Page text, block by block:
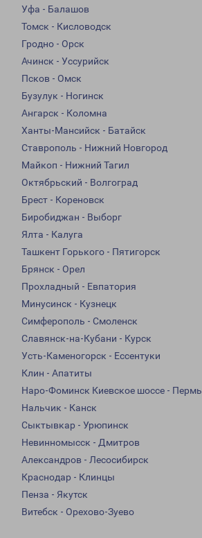
Уфа - Балашов
Томск - Кисловодск
Гродно - Орск
Ачинск - Уссурийск
Псков - Омск
Бузулук - Ногинск
Ангарск - Коломна
Ханты-Мансийск - Батайск
Ставрополь - Нижний Новгород
Майкоп - Нижний Тагил
Октябрьский - Волгоград
Брест - Кореновск
Биробиджан - Выборг
Ялта - Калуга
Ташкент Горького - Пятигорск
Брянск - Орел
Прохладный - Евпатория
Минусинск - Кузнецк
Симферополь - Смоленск
Славянск-на-Кубани - Курск
Усть-Каменогорск - Ессентуки
Клин - Апатиты
Наро-Фоминск Киевское шоссе - Пермь
Нальчик - Канск
Сыктывкар - Урюпинск
Невинномысск - Дмитров
Александров - Лесосибирск
Краснодар - Клинцы
Пенза - Якутск
Витебск - Орехово-Зуево